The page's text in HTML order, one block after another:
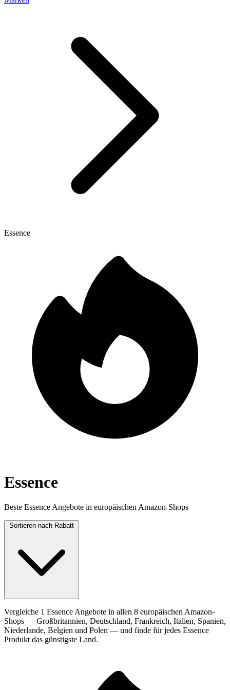
Essence
Essence
Beste Essence Angebote in europäischen Amazon-Shops
Sortieren nach Rabatt
Vergleiche 1 Essence Angebote in allen 8 europäischen Amazon-
Shops — Großbritannien, Deutschland, Frankreich, Italien, Spanien,
Niederlande, Belgien und Polen — und finde für jedes Essence
Produkt das günstigste Land.